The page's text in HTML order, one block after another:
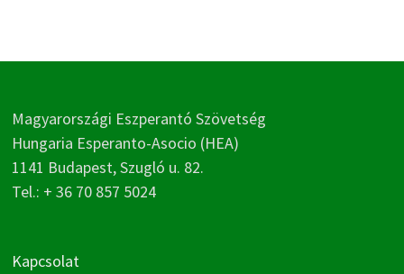
Magyarországi Eszperantó Szövetség
Hungaria Esperanto-Asocio (HEA)
1141 Budapest, Szugló u. 82.
Tel.: + 36 70 857 5024
Kapcsolat